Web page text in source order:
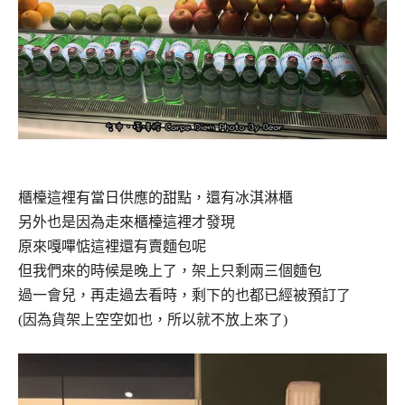
櫃檯這裡有當日供應的甜點，還有冰淇淋櫃
另外也是因為走來櫃檯這裡才發現
原來嘎嗶惦這裡還有賣麵包呢
但我們來的時候是晚上了，架上只剩兩三個麵包
過一會兒，再走過去看時，剩下的也都已經被預訂了
(因為貨架上空空如也，所以就不放上來了)